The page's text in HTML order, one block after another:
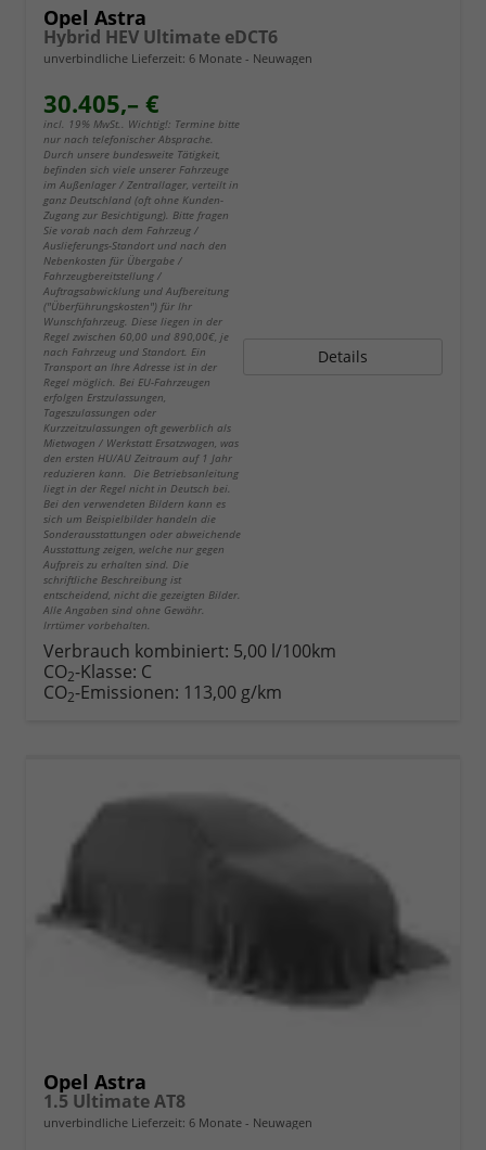
Opel Astra
Hybrid HEV Ultimate eDCT6
unverbindliche Lieferzeit: 6 Monate Neuwagen
30.405,– €
incl. 19% MwSt.. Wichtig!: Termine bitte
nur nach telefonischer Absprache.
Durch unsere bundesweite Tätigkeit,
befinden sich viele unserer Fahrzeuge
im Außenlager / Zentrallager, verteilt in
ganz Deutschland (oft ohne Kunden-
Zugang zur Besichtigung). Bitte fragen
Sie vorab nach dem Fahrzeug /
Auslieferungs-Standort und nach den
Nebenkosten für Übergabe /
Fahrzeugbereitstellung /
Auftragsabwicklung und Aufbereitung
("Überführungskosten") für Ihr
Wunschfahrzeug. Diese liegen in der
Regel zwischen 60,00 und 890,00€, je
nach Fahrzeug und Standort. Ein
Transport an Ihre Adresse ist in der
Regel möglich. Bei EU-Fahrzeugen
erfolgen Erstzulassungen,
Tageszulassungen oder
Kurzzeitzulassungen oft gewerblich als
Mietwagen / Werkstatt Ersatzwagen, was
den ersten HU/AU Zeitraum auf 1 Jahr
reduzieren kann. Die Betriebsanleitung
liegt in der Regel nicht in Deutsch bei.
Bei den verwendeten Bildern kann es
sich um Beispielbilder handeln die
Sonderausstattungen oder abweichende
Ausstattung zeigen, welche nur gegen
Aufpreis zu erhalten sind. Die
schriftliche Beschreibung ist
entscheidend, nicht die gezeigten Bilder.
Alle Angaben sind ohne Gewähr.
Irrtümer vorbehalten.
Details
Verbrauch kombiniert: 5,00 l/100km
CO2-Klasse: C
CO2-Emissionen: 113,00 g/km
Opel Astra
1.5 Ultimate AT8
unverbindliche Lieferzeit: 6 Monate Neuwagen